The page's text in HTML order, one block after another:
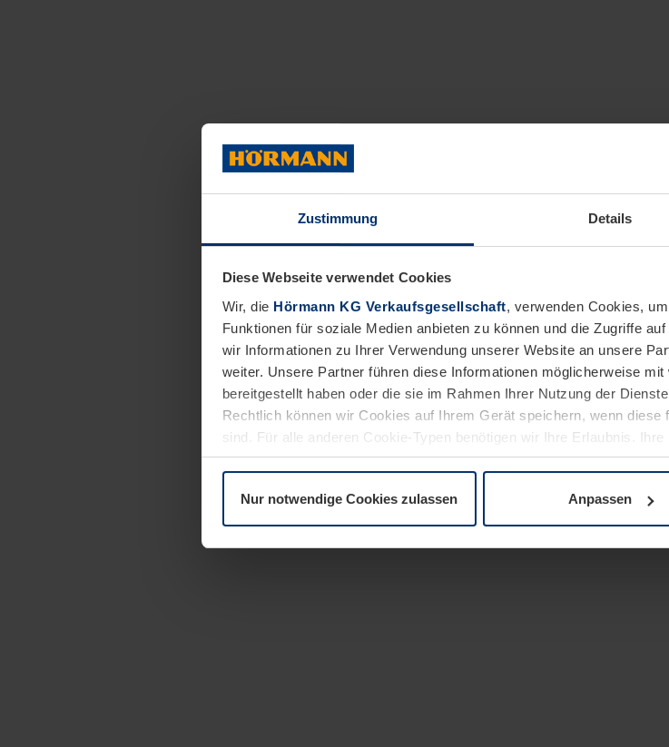
Zustimmung Details
Diese Webseite verwendet Cookies
Wir, die Hörmann KG Verkaufsgesellschaft, verwenden Cookies,
Funktionen für soziale Medien anbieten zu können und die Zugriffe
wir Informationen zu Ihrer Verwendung unserer Website an unsere
weiter. Unsere Partner führen diese Informationen möglicherweise
bereitgestellt haben oder die sie im Rahmen Ihrer Nutzung der
Rechtlich können wir Cookies auf Ihrem Gerät speichern, wenn
sind. Für alle anderen Cookie-Typen benötigen wir Ihre Erlaubnis.
Erläuterung auf der SeiteDatenschutzerklärungunserer Website
Nur notwendige Cookies zulassen Anpassen